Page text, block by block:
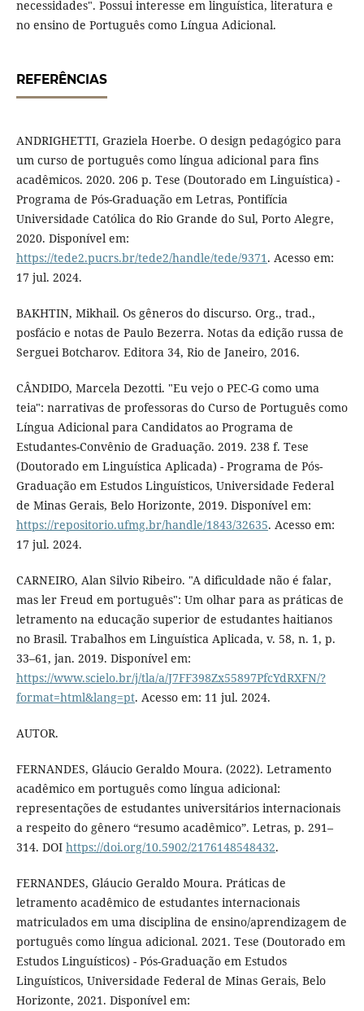
necessidades". Possui interesse em linguística, literatura e
no ensino de Português como Língua Adicional.
REFERÊNCIAS
ANDRIGHETTI, Graziela Hoerbe. O design pedagógico para
um curso de português como língua adicional para fins
acadêmicos. 2020. 206 p. Tese (Doutorado em Linguística) -
Programa de Pós-Graduação em Letras, Pontifícia
Universidade Católica do Rio Grande do Sul, Porto Alegre,
2020. Disponível em:
https://tede2.pucrs.br/tede2/handle/tede/9371. Acesso em:
17 jul. 2024.
BAKHTIN, Mikhail. Os gêneros do discurso. Org., trad.,
posfácio e notas de Paulo Bezerra. Notas da edição russa de
Serguei Botcharov. Editora 34, Rio de Janeiro, 2016.
CÂNDIDO, Marcela Dezotti. "Eu vejo o PEC-G como uma
teia": narrativas de professoras do Curso de Português como
Língua Adicional para Candidatos ao Programa de
Estudantes-Convênio de Graduação. 2019. 238 f. Tese
(Doutorado em Linguística Aplicada) - Programa de Pós-
Graduação em Estudos Linguísticos, Universidade Federal
de Minas Gerais, Belo Horizonte, 2019. Disponível em:
https://repositorio.ufmg.br/handle/1843/32635. Acesso em:
17 jul. 2024.
CARNEIRO, Alan Silvio Ribeiro. "A dificuldade não é falar,
mas ler Freud em português": Um olhar para as práticas de
letramento na educação superior de estudantes haitianos
no Brasil. Trabalhos em Linguística Aplicada, v. 58, n. 1, p.
33–61, jan. 2019. Disponível em:
https://www.scielo.br/j/tla/a/J7FF398Zx55897PfcYdRXFN/?
format=html&lang=pt. Acesso em: 11 jul. 2024.
AUTOR.
FERNANDES, Gláucio Geraldo Moura. (2022). Letramento
acadêmico em português como língua adicional:
representações de estudantes universitários internacionais
a respeito do gênero “resumo acadêmico”. Letras, p. 291–
314. DOI https://doi.org/10.5902/2176148548432.
FERNANDES, Gláucio Geraldo Moura. Práticas de
letramento acadêmico de estudantes internacionais
matriculados em uma disciplina de ensino/aprendizagem de
português como língua adicional. 2021. Tese (Doutorado em
Estudos Linguísticos) - Pós-Graduação em Estudos
Linguísticos, Universidade Federal de Minas Gerais, Belo
Horizonte, 2021. Disponível em: